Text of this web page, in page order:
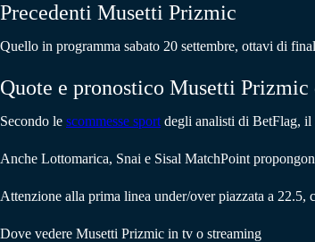
Precedenti Musetti Prizmic
Quello in programma sabato 20 settembre, ottavi di
Quote e pronostico Musetti
Secondo le scommesse sport degli analisti di BetFlag, il
Anche Lottomarica, Snai e Sisal MatchPoint
Attenzione alla prima linea under/over piazzata a 22.5,
Dove vedere Musetti Prizmic in tv o streaming